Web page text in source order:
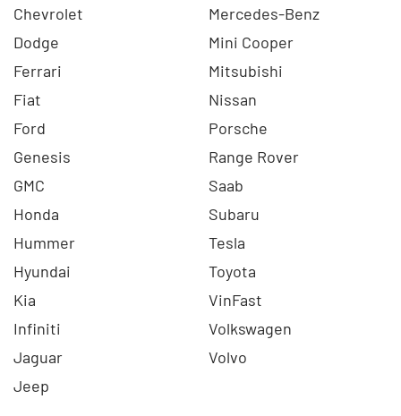
Chevrolet
Dodge
Ferrari
Fiat
Ford
Genesis
GMC
Honda
Hummer
Hyundai
Kia
Infiniti
Jaguar
Jeep
Mercedes-Benz
Mini Cooper
Mitsubishi
Nissan
Porsche
Range Rover
Saab
Subaru
Tesla
Toyota
VinFast
Volkswagen
Volvo